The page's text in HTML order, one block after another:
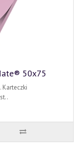
50x75
Karteczki